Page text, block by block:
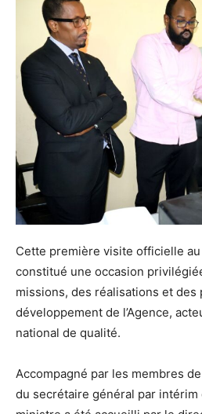
Cette première visite officielle
constitué une occasion
missions, des réalisations et des
développement de l’Agence,
national de qualité.
Accompagné par les membres
du secrétaire général par intérim